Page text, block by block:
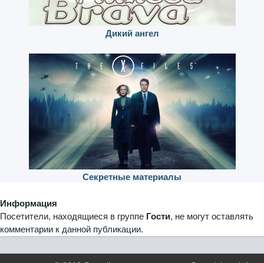
Дикий ангел
Секретные материалы
Информация
Посетители, находящиеся в группе Гости, не могут оставлять
комментарии к данной публикации.